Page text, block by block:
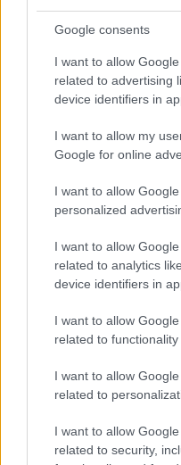
Google consents
I want to allow
related to advertising
device identifiers in
I want to allow my
Google for online
I want to allow
personalized
I want to allow
related to analytics
device identifiers in
I want to allow
related to
I want to allow
related to
I want to allow
related to security,
11.04.2026 16:09
Viral τα άλματα
παρκούρ
Ο παρκουρίστας
εντυπωσιακά